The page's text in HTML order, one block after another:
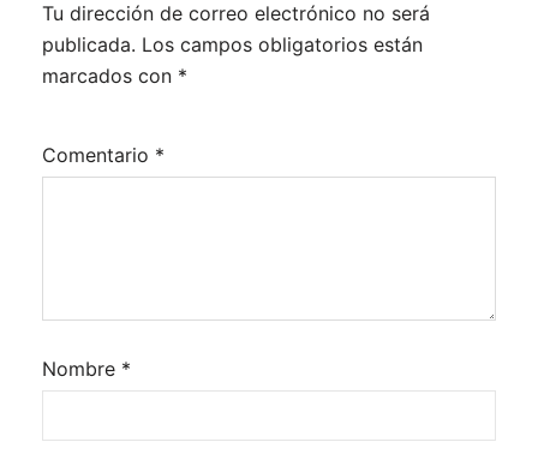
Tu dirección de correo electrónico no será
publicada. Los campos obligatorios están
marcados con *
Comentario *
Nombre *